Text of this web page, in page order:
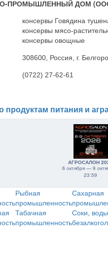
ПРОМЫШЛЕННЫЙ ДОМ
консервы Говядина
консервы мясо-
консервы овощные
308600, Россия, г.
(0722) 27-62-61
продуктам питания и
АГРОСАЛОН
6 октября — 9
23:59
Рыбная
промышленность
Сахарная
Табачная
промышленность
Соки,